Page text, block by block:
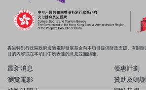
香港特別行政區政府透過電影發展基金向本項目提供財政支援。有關
目的內容或在本項目中所表達的意見並無關連。
最新消息
瀏覽電影
放映時間表
優惠計劃
贊助及鳴謝
關於我們